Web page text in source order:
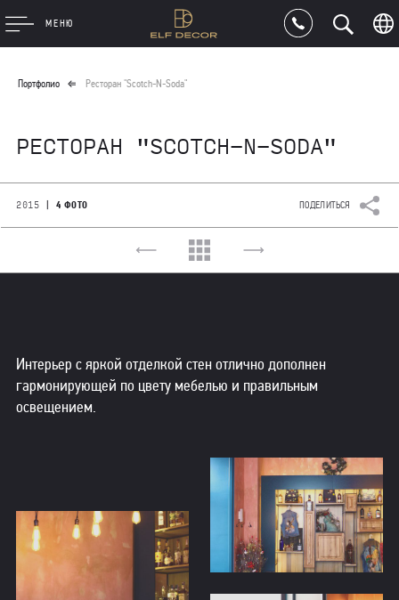
МЕНЮ
Портфолио Ресторан "Scotch-N-Soda"
РЕСТОРАН "SCOTCH-N-SODA"
2015 | 4 ФОТО ПОДЕЛИТЬСЯ
Интерьер с яркой отделкой стен отлично дополнен
гармонирующей по цвету мебелью и правильным
освещением.